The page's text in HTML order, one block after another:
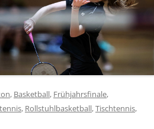
, Basketball, Frühjahrsfinale,
, Rollstuhlbasketball,Tischtennis,